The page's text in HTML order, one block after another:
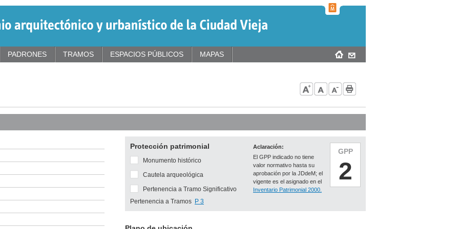
Protección patrimonial
GPP
2
Aclaración:
El GPP indicado no tiene
valor normativo hasta su
aprobación por la JDdeM; el
vigente es el asignado en el
Inventario Patrimonial 2000.
Monumento histórico
Cautela arqueológica
Pertenencia a Tramo Significativo
Pertenencia a Tramos P 3
PADRONES TRAMOS ESPACIOS PÚBLICOS MAPAS